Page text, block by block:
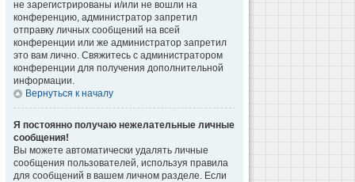
не зарегистрированы и/или не вошли на
конференцию, администратор запретил
отправку личных сообщений на всей
конференции или же администратор запретил
это вам лично. Свяжитесь с администратором
конференции для получения дополнительной
информации.
Вернуться к началу
Я постоянно получаю нежелательные личные
сообщения!
Вы можете автоматически удалять личные
сообщения пользователей, используя правила
для сообщений в вашем личном разделе. Если